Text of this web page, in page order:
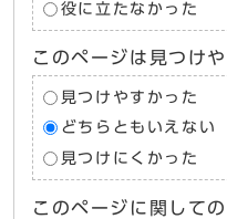
役に立たなかった
このページは見つけ
見つけやすかった
どちらともいえない
見つけにくかった
このページに関して